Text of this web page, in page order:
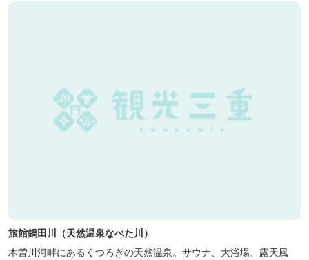
旅館鍋田川（天然温泉なべた川）
木曽川河畔にあるくつろぎの天然温泉。サウナ、大浴場、露天風